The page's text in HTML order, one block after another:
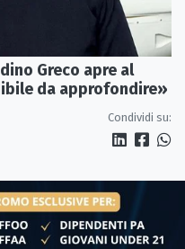
Greco apre al
da approfondire»
Condividi su: